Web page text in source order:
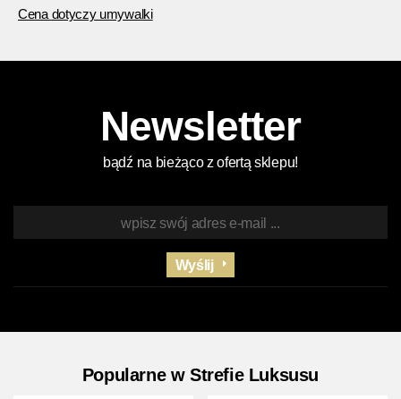
Cena dotyczy umywalki
Newsletter
bądź na bieżąco z ofertą sklepu!
Wyślij
Popularne w Strefie Luksusu